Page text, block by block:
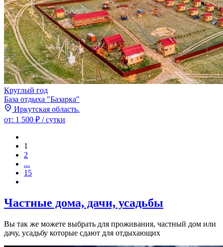
Круглый год
База отдыха "Базарка"
Иркутская область.
от: 1 500 ₽ / сутки
1
2
...
15
Частные дома, дачи, усадьбы
Вы так же можете выбрать для проживания, частный дом или
дачу, усадьбу которые сдают для отдыхающих